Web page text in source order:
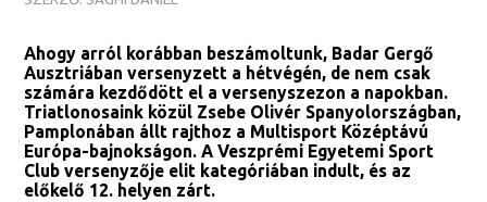
Ahogy arról korábban beszámoltunk, Badar Gergő
Ausztriában versenyzett a hétvégén, de nem csak
számára kezdődött el a versenyszezon a napokban.
Triatlonosaink közül Zsebe Olivér Spanyolországban,
Pamplonában állt rajthoz a Multisport Középtávú
Európa-bajnokságon. A Veszprémi Egyetemi Sport
Club versenyzője elit kategóriában indult, és az
előkelő 12. helyen zárt.